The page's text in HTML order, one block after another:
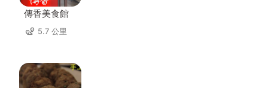
傳香美食館
5.7 公里